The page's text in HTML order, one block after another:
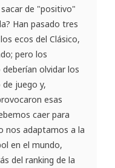
de "positivo"
Han pasado tres
ecos del Clásico,
pero los
olvidar los
juego y,
esas
caer para
nos adaptamos a la
en el mundo,
del ranking de la